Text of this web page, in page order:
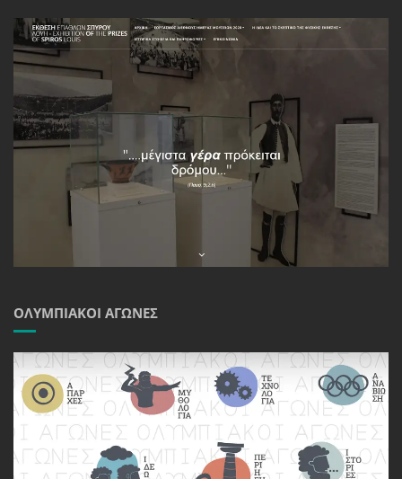
ΟΛΥΜΠΙΑΚΟΊ ΑΓΏΝΕΣ